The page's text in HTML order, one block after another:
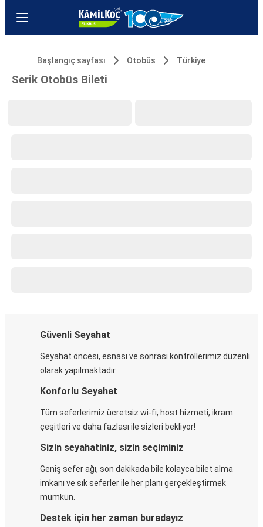
Başlangıç sayfası Otobüs Türkiye
Serik Otobüs Bileti
Güvenli Seyahat
Seyahat öncesi, esnası ve sonrası kontrollerimiz düzenli
olarak yapılmaktadır.
Konforlu Seyahat
Tüm seferlerimiz ücretsiz wi-fi, host hizmeti, ikram
çeşitleri ve daha fazlası ile sizleri bekliyor!
Sizin seyahatiniz, sizin seçiminiz
Geniş sefer ağı, son dakikada bile kolayca bilet alma
imkanı ve sık seferler ile her planı gerçekleştirmek
mümkün.
Destek için her zaman buradayız